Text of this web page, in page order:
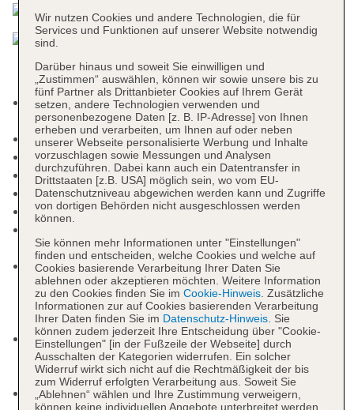
Kurtaxe/Ökotaxe/Touristensteuer zahlbar vor Ort:
pro Nacht/pro Person ca. 0.75 EUR
Check-in Zeit ab 16:00 Uhr
Check-out Zeit bis 10:00 Uhr
Rezeption
Geldautomat in der Unterkunft
Pools: 2
gegen Gebühr, Sonnenschirme: gegen Gebühr
Poollandschaft: April - Oktober, ohne Gebühr,
Outdoor, Süßwasser, Anzahl Wasserrutschen: 2,
Liegen: gegen Gebühr, Sonnenschirme: gegen
Gebühr
Whirlpool: April - Oktober, ohne Gebühr, Outdoor,
Liegen: gegen Gebühr, Sonnenschirme: gegen
Gebühr
Minimarkt
Wir nutzen Cookies und andere Technologien, die für
Services und Funktionen auf unserer Website notwendig
sind.
Darüber hinaus und soweit Sie einwilligen und
„Zustimmen“ auswählen, können wir sowie unsere bis zu
fünf Partner als Drittanbieter Cookies auf Ihrem Gerät
setzen, andere Technologien verwenden und
personenbezogene Daten [z. B. IP-Adresse] von Ihnen
erheben und verarbeiten, um Ihnen auf oder neben
unserer Webseite personalisierte Werbung und Inhalte
vorzuschlagen sowie Messungen und Analysen
durchzuführen. Dabei kann auch ein Datentransfer in
Drittstaaten [z.B. USA] möglich sein, wo vom EU-
Datenschutzniveau abgewichen werden kann und Zugriffe
von dortigen Behörden nicht ausgeschlossen werden
können.
Sie können mehr Informationen unter "Einstellungen"
finden und entscheiden, welche Cookies und welche auf
Cookies basierende Verarbeitung Ihrer Daten Sie
ablehnen oder akzeptieren möchten. Weitere Information
zu den Cookies finden Sie im Cookie-Hinweis. Zusätzliche
Informationen zur auf Cookies basierenden Verarbeitung
Ihrer Daten finden Sie im Datenschutz-Hinweis. Sie
können zudem jederzeit Ihre Entscheidung über "Cookie-
Einstellungen" [in der Fußzeile der Webseite] durch
Ausschalten der Kategorien widerrufen. Ein solcher
Widerruf wirkt sich nicht auf die Rechtmäßigkeit der bis
zum Widerruf erfolgten Verarbeitung aus. Soweit Sie
„Ablehnen“ wählen und Ihre Zustimmung verweigern,
können keine individuellen Angebote unterbreitet werden,